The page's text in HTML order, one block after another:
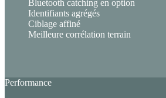
Bluetooth catching en option
Identifiants agrégés
Ciblage affiné
Meilleure corrélation terrain
Performance